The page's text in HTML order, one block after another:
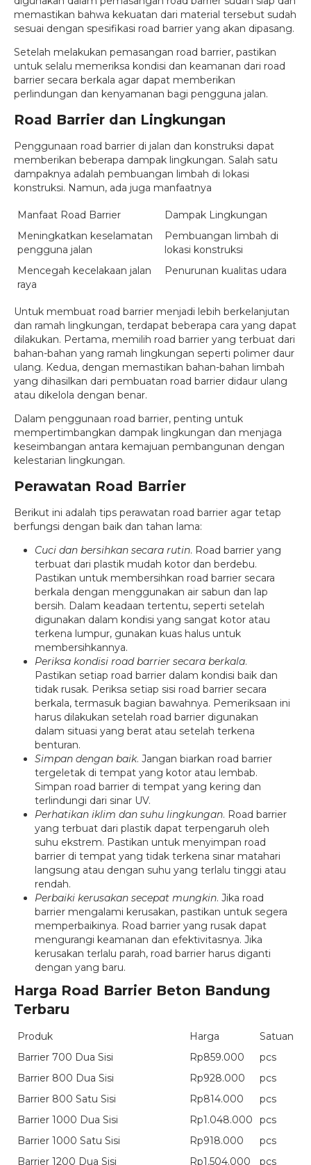
memastikan bahwa kekuatan dari material tersebut sudah
sesuai dengan spesifikasi road barrier yang akan dipasang.
Setelah melakukan pemasangan road barrier, pastikan
untuk selalu memeriksa kondisi dan keamanan dari road
barrier secara berkala agar dapat memberikan
perlindungan dan kenyamanan bagi pengguna jalan.
Road Barrier dan Lingkungan
Penggunaan road barrier di jalan dan konstruksi dapat
memberikan beberapa dampak lingkungan. Salah satu
dampaknya adalah pembuangan limbah di lokasi
konstruksi. Namun, ada juga manfaatnya
Manfaat Road Barrier
Dampak Lingkungan
Meningkatkan keselamatan
pengguna jalan
Pembuangan limbah di
lokasi konstruksi
Mencegah kecelakaan jalan
raya
Penurunan kualitas udara
Untuk membuat road barrier menjadi lebih berkelanjutan
dan ramah lingkungan, terdapat beberapa cara yang dapat
dilakukan. Pertama, memilih road barrier yang terbuat dari
bahan-bahan yang ramah lingkungan seperti polimer daur
ulang. Kedua, dengan memastikan bahan-bahan limbah
yang dihasilkan dari pembuatan road barrier didaur ulang
atau dikelola dengan benar.
Dalam penggunaan road barrier, penting untuk
mempertimbangkan dampak lingkungan dan menjaga
keseimbangan antara kemajuan pembangunan dengan
kelestarian lingkungan.
Perawatan Road Barrier
Berikut ini adalah tips perawatan road barrier agar tetap
berfungsi dengan baik dan tahan lama:
Cuci dan bersihkan secara rutin. Road barrier yang
terbuat dari plastik mudah kotor dan berdebu.
Pastikan untuk membersihkan road barrier secara
berkala dengan menggunakan air sabun dan lap
bersih. Dalam keadaan tertentu, seperti setelah
digunakan dalam kondisi yang sangat kotor atau
terkena lumpur, gunakan kuas halus untuk
membersihkannya.
Periksa kondisi road barrier secara berkala.
Pastikan setiap road barrier dalam kondisi baik dan
tidak rusak. Periksa setiap sisi road barrier secara
berkala, termasuk bagian bawahnya. Pemeriksaan ini
harus dilakukan setelah road barrier digunakan
dalam situasi yang berat atau setelah terkena
benturan.
Simpan dengan baik. Jangan biarkan road barrier
tergeletak di tempat yang kotor atau lembab.
Simpan road barrier di tempat yang kering dan
terlindungi dari sinar UV.
Perhatikan iklim dan suhu lingkungan. Road barrier
yang terbuat dari plastik dapat terpengaruh oleh
suhu ekstrem. Pastikan untuk menyimpan road
barrier di tempat yang tidak terkena sinar matahari
langsung atau dengan suhu yang terlalu tinggi atau
rendah.
Perbaiki kerusakan secepat mungkin. Jika road
barrier mengalami kerusakan, pastikan untuk segera
memperbaikinya. Road barrier yang rusak dapat
mengurangi keamanan dan efektivitasnya. Jika
kerusakan terlalu parah, road barrier harus diganti
dengan yang baru.
Harga Road Barrier Beton Bandung
Terbaru
Produk Harga
Satuan
Barrier 700 Dua Sisi
Rp859.000
pcs
Barrier 800 Dua Sisi
Rp928.000
pcs
Barrier 800 Satu Sisi
Rp814.000
pcs
Barrier 1000 Dua Sisi
Rp1.048.000
pcs
Barrier 1000 Satu Sisi
Rp918.000
pcs
Barrier 1200 Dua Sisi
Rp1.504.000 pcs